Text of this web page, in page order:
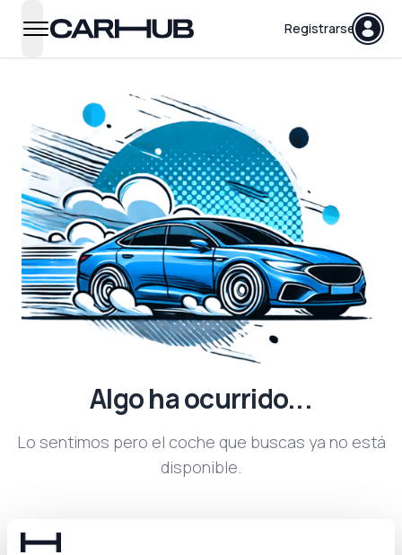
open navigation menu
Carhub Registrarse
Algo ha ocurrido...
Lo sentimos pero el coche que buscas ya no está
disponible.